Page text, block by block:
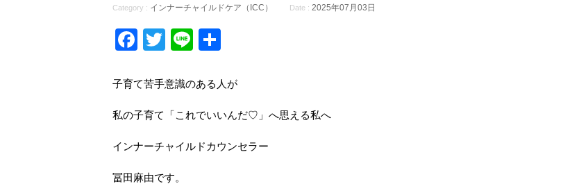
Category : インナーチャイルドケア（ICC） Date : 2025年07月03日
Facebook
Twitter
Line
子育て苦手意識のある人が
私の子育て「これでいいんだ♡」へ思える私へ
インナーチャイルドカウンセラー
冨田麻由です。